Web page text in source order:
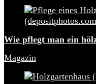
Wie pflegt man ein
Magazin